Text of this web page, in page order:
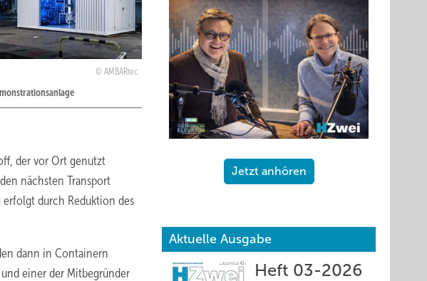
AMBARtec
der vor Ort genutzt
nächsten Transport
durch Reduktion des
dann in Containern
einer der Mitbegründer
Jetzt anhören
Aktuelle Ausgabe
Heft 03-2026